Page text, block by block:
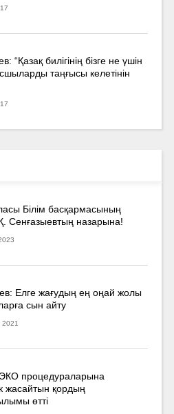
“Қазақ билігінің бізге не үшін
таңғысы келетінін
Білім басқармасының
Сенғазыевтың назарына!
Елге жағудың ең оңай жолы
сын айту
процедураларына
жасайтын қордың
өтті